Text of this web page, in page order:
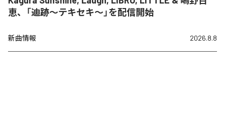
恵、「迪跡〜テキセキ〜」を配信開始
新曲情報 2026.8.8